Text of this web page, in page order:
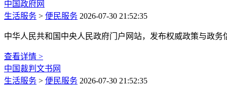
中国政府网
生活服务 > 便民服务 2026-07-30 21:52:35
中华人民共和国中央人民政府门户网站，发布权威政策与政务
查看详情 >
中国裁判文书网
生活服务 > 便民服务 2026-07-30 21:52:35